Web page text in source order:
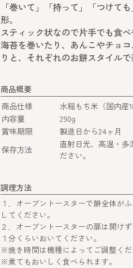
「巻いて」「持って」「つけて
形。
スティック状なので片手でも食べ
海苔を巻いたり、あんこやチョ
りと、それぞれのお餅スタイルで
商品概要
商品仕様
水稲もち米（国内産
内容量
290g
賞味期限
製造日から24ヶ月
保存方法
直射日光、高温・多
ださい。
調理方法
１．オーブントースターで餅全体が
してください。
２．オーブントースターの扉は開け
１分くらいおいてください。
※焼き時間は機種によってご調整くだ
※煮てもおいしく食べられます。